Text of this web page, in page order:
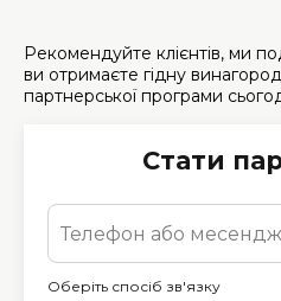
Рекомендуйте клієнтів, ми
ви отримаєте гідну
партнерської програми
Стати
Оберіть спосіб зв'язку